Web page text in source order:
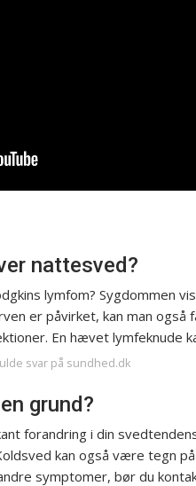
nattesved?
lymfom? Sygdommen
er påvirket, kan man også
En hævet lymfeknude
svar på sundhed.dk
grund?
forandring i din
kan også være tegn
symptomer, bør du